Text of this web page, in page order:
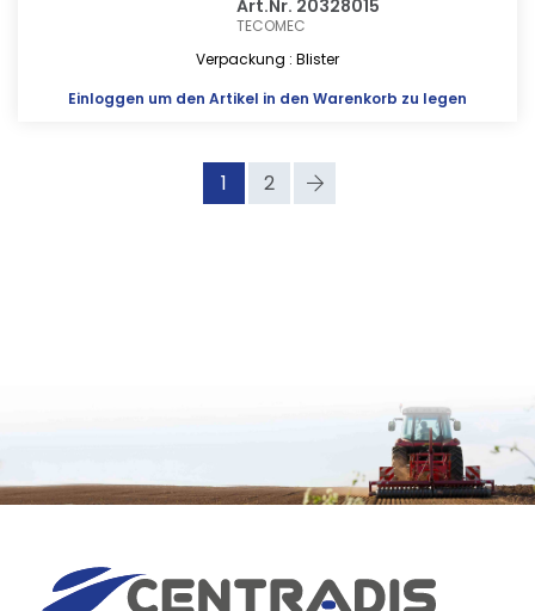
Art.Nr. 20328015
TECOMEC
Verpackung : Blister
Einloggen um den Artikel in den Warenkorb zu legen
1 2